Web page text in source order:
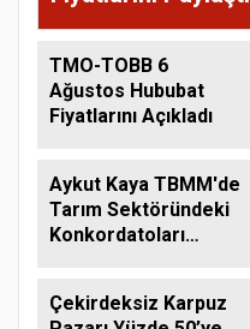
TMO-TOBB 6
Ağustos Hububat
Fiyatlarını Açıkladı
Aykut Kaya TBMM'de
Tarım Sektöründeki
Konkordatoları
Çekirdeksiz Karpuz